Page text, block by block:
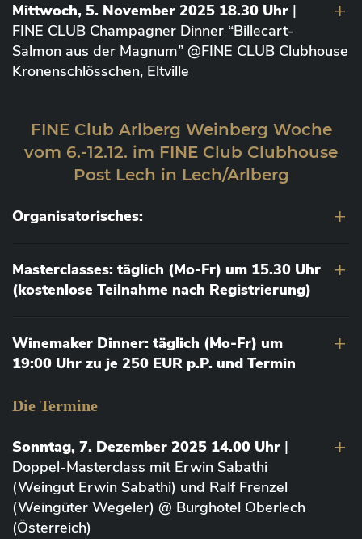
Mittwoch, 5. November 2025 18.30 Uhr |
FINE CLUB Champagner Dinner “Billecart-
Salmon aus der Magnum” @FINE CLUB Clubhouse
Kronenschlösschen, Eltville
FINE Club Arlberg Weinberg Woche
vom 6.-12.12. im FINE Club Clubhouse
Post Lech in Lech/Arlberg
Organisatorisches:
Masterclasses: täglich (Mo-Fr) um 15.30 Uhr
(kostenlose Teilnahme nach Registrierung)
Winemaker Dinner: täglich (Mo-Fr) um
19:00 Uhr zu je 250 EUR p.P. und Termin
Die Termine
Sonntag, 7. Dezember 2025 14.00 Uhr |
Doppel-Masterclass mit Erwin Sabathi
(Weingut Erwin Sabathi) und Ralf Frenzel
(Weingüter Wegeler) @ Burghotel Oberlech
(Österreich)